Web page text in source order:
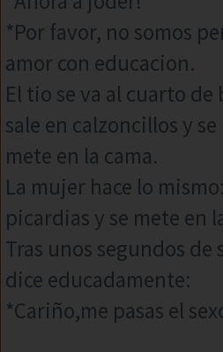
*Por favor, no somos
amor con educacion.
El tio se va al cuarto de
sale en calzoncillos y se
mete en la cama.
La mujer hace lo
picardias y se mete en
Tras unos segundos
dice educadamente:
*Cariño,me pasas el